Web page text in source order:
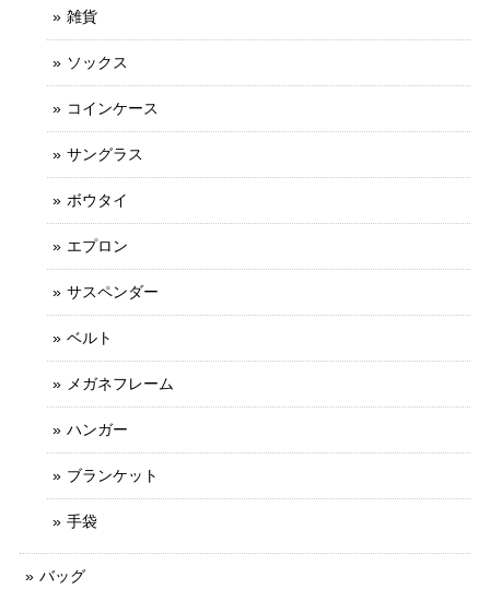
雑貨
ソックス
コインケース
サングラス
ボウタイ
エプロン
サスペンダー
ベルト
メガネフレーム
ハンガー
ブランケット
手袋
バッグ